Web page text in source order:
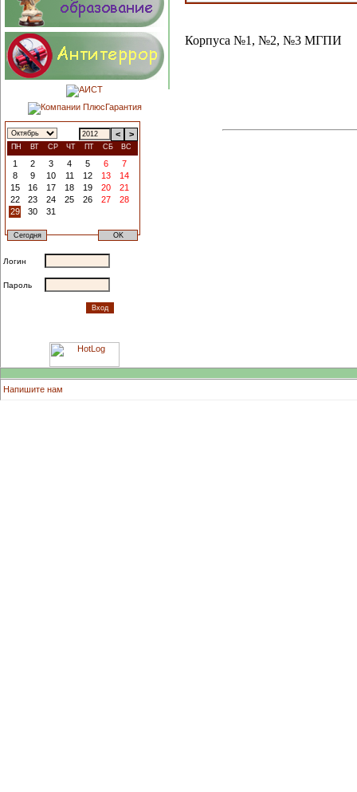
< >
ПН ВТ СР ЧТ ПТ СБ ВС
1 2 3 4 5 6
7
8
9 10 11 12 13
14
15
16 17 18 19 20
21
22
23 24 25 26 27
28
29
30 31
Логин
Пароль
Корпуса №1, №2, №3 МГПИ
Напишите нам